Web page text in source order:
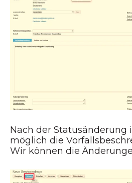
Nach der Statusänderung
möglich die
Wir können die